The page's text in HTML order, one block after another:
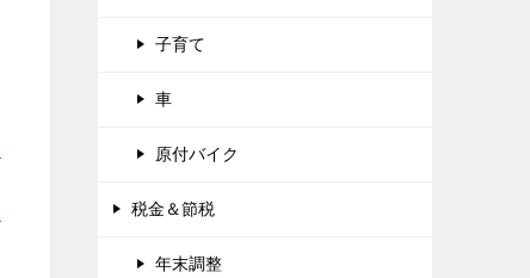
子育て
車
原付バイク
税金＆節税
年末調整